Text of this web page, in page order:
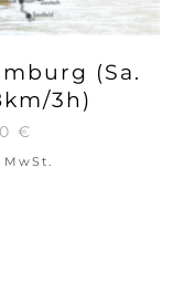
(Sa.
3h)
€